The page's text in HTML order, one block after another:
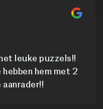
leuke puzzels!!
hem met 2
aanrader!!